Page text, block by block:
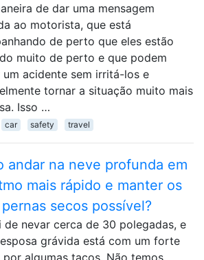
de dar uma mensagem
ao motorista, que está
de perto que eles estão
muito de perto e que podem
um acidente sem irritá-los e
tornar a situação muito mais
Isso …
car safety travel
andar na neve profunda em
mais rápido e manter os
secos possível?
de nevar cerca de 30 polegadas, e
grávida está com um forte
por algumas tacos. Não temos